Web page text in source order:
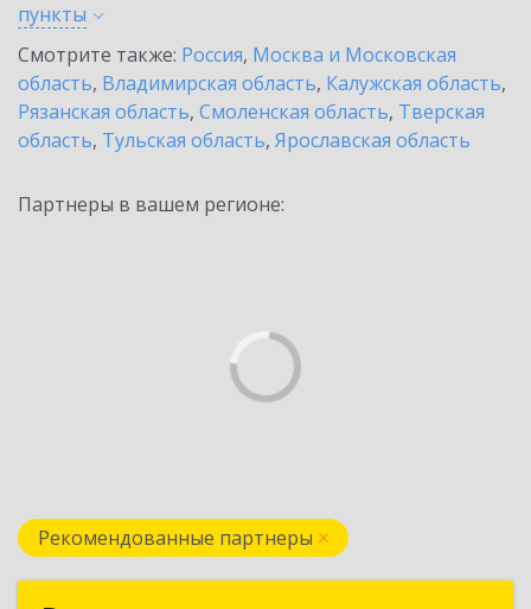
пункты
Смотрите также: Россия, Москва и Московская
область, Владимирская область, Калужская область,
Рязанская область, Смоленская область, Тверская
область, Тульская область, Ярославская область
Партнеры в вашем регионе:
Рекомендованные партнеры